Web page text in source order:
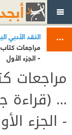
النقد الأدبي
مراجعات كتاب
- الجزء الأول
مراجعات
... (قراءة
- الجزء